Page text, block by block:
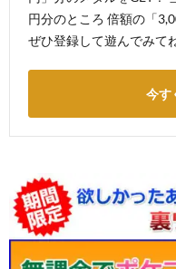
円分のところ 倍額の「
ぜひ登録して遊んでみて
今す